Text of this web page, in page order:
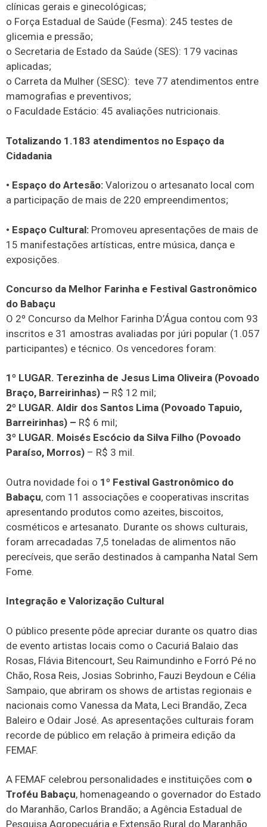
clínicas gerais e ginecológicas;
o Força Estadual de Saúde (Fesma): 245 testes de
glicemia e pressão;
o Secretaria de Estado da Saúde (SES): 179 vacinas
aplicadas;
o Carreta da Mulher (SESC): teve 77 atendimentos entre
mamografias e preventivos;
o Faculdade Estácio: 45 avaliações nutricionais.
Totalizando 1.183 atendimentos no Espaço da
Cidadania
• Espaço do Artesão: Valorizou o artesanato local com
a participação de mais de 220 empreendimentos;
• Espaço Cultural: Promoveu apresentações de mais de
15 manifestações artísticas, entre música, dança e
exposições.
Concurso da Melhor Farinha e Festival Gastronômico
do Babaçu
O 2º Concurso da Melhor Farinha D’Água contou com 93
inscritos e 31 amostras avaliadas por júri popular (1.057
participantes) e técnico. Os vencedores foram:
1º LUGAR. Terezinha de Jesus Lima Oliveira (Povoado
Braço, Barreirinhas) – R$ 12 mil;
2º LUGAR. Aldir dos Santos Lima (Povoado Tapuio,
Barreirinhas) – R$ 6 mil;
3º LUGAR. Moisés Escócio da Silva Filho (Povoado
Paraíso, Morros) – R$ 3 mil.
Outra novidade foi o 1º Festival Gastronômico do
Babaçu, com 11 associações e cooperativas inscritas
apresentando produtos como azeites, biscoitos,
cosméticos e artesanato. Durante os shows culturais,
foram arrecadadas 7,5 toneladas de alimentos não
perecíveis, que serão destinados à campanha Natal Sem
Fome.
Integração e Valorização Cultural
O público presente pôde apreciar durante os quatro dias
de evento artistas locais como o Cacuriá Balaio das
Rosas, Flávia Bitencourt, Seu Raimundinho e Forró Pé no
Chão, Rosa Reis, Josias Sobrinho, Fauzi Beydoun e Célia
Sampaio, que abriram os shows de artistas regionais e
nacionais como Vanessa da Mata, Leci Brandão, Zeca
Baleiro e Odair José. As apresentações culturais foram
recorde de público em relação à primeira edição da
FEMAF.
A FEMAF celebrou personalidades e instituições com o
Troféu Babaçu, homenageando o governador do Estado
do Maranhão, Carlos Brandão; a Agência Estadual de
Pesquisa Agropecuária e Extensão Rural do Maranhão